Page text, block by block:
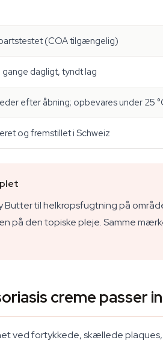
(COA tilgængelig)
gange dagligt, tyndt lag
efter åbning; opbevares under 25
og fremstillet i Schweiz
Butter til helkropsfugtning på
den topiske pleje. Samme
creme passer
ved fortykkede, skællede